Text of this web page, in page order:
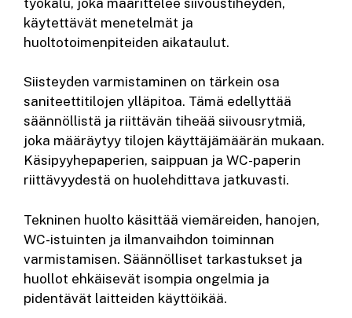
käytettävät menetelmät ja
huoltotoimenpiteiden aikataulut.
Siisteyden varmistaminen on tärkein osa
saniteettitilojen ylläpitoa. Tämä edellyttää
säännöllistä ja riittävän tiheää siivousrytmiä,
joka määräytyy tilojen käyttäjämäärän mukaan.
Käsipyyhepaperien, saippuan ja WC-paperin
riittävyydestä on huolehdittava jatkuvasti.
Tekninen huolto käsittää viemäreiden, hanojen,
WC-istuinten ja ilmanvaihdon toiminnan
varmistamisen. Säännölliset tarkastukset ja
huollot ehkäisevät isompia ongelmia ja
pidentävät laitteiden käyttöikää.